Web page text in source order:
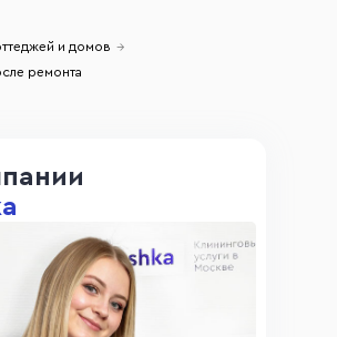
и домов →
ремонта